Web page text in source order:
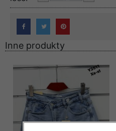
Inne produkty